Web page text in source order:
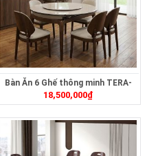
Bàn Ăn 6 Ghế thông minh TERA-
477
18,500,000₫